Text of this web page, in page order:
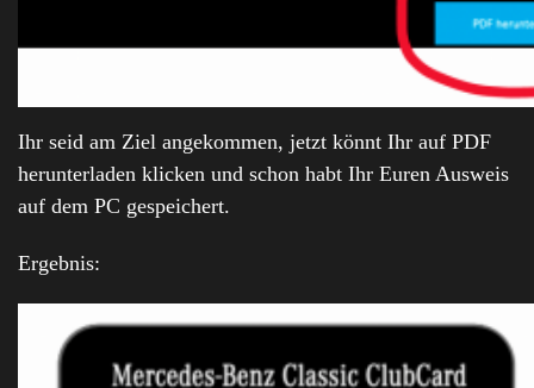
Ihr seid am Ziel angekommen, jetzt könnt Ihr auf PDF
herunterladen klicken und schon habt Ihr Euren Ausweis
auf dem PC gespeichert.
Ergebnis: